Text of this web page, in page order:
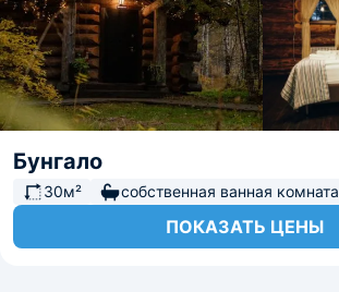
Бунгало
30м² собственная ванная комната
ПОКАЗАТЬ ЦЕНЫ